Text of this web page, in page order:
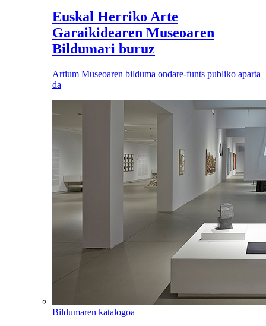
Euskal Herriko Arte
Garaikidearen Museoaren
Bildumari buruz
Artium Museoaren bilduma ondare-funts publiko aparta
da
Bildumaren katalogoa